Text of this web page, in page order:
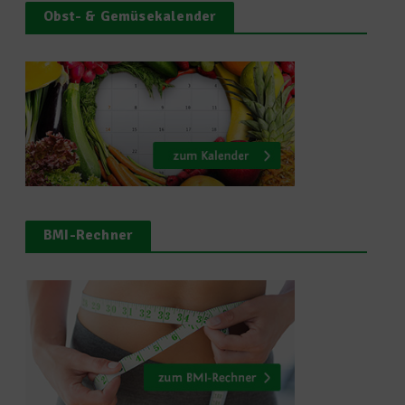
Obst- & Gemüsekalender
BMI-Rechner